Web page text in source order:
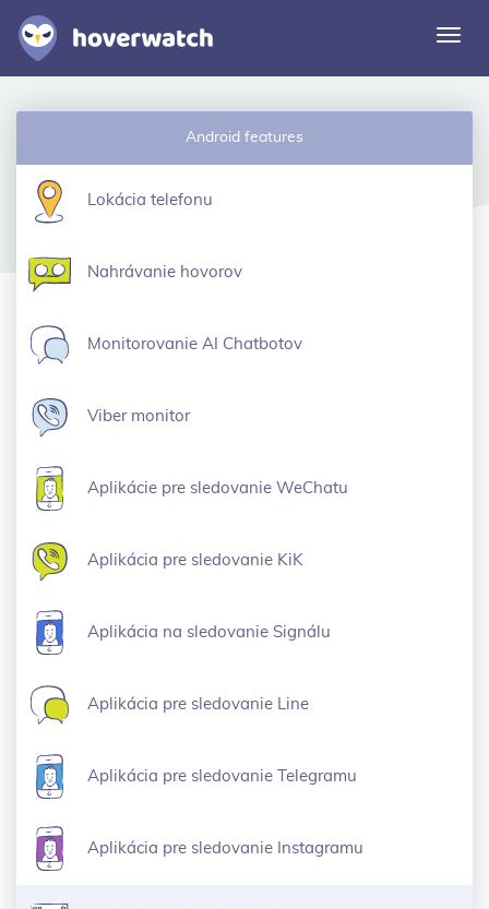
Funkcie
Prihláste
Android features
Lokácia telefonu
Nahrávanie hovorov
Monitorovanie AI Chatbotov
Viber monitor
Aplikácie pre sledovanie WeChatu
Aplikácia pre sledovanie KiK
Aplikácia na sledovanie Signálu
Aplikácia pre sledovanie Line
Aplikácia pre sledovanie Telegramu
Aplikácia pre sledovanie Instagramu